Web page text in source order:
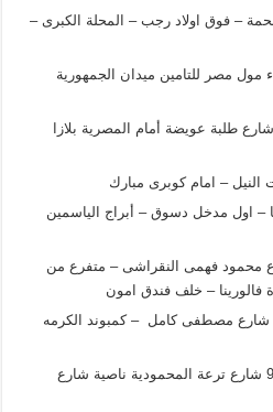
– فوق اولاد رجب – المحلة الكبرى –
: 255 ش الجلاء مول مصر للتامين ميدان الجمهورية
طلبة عويضة أمام المصرية بلازا
– امام كوبرى مبارك
اول مدخل دسوق – أبراج الياسمين
الاسكندرية : 67 شارع محمود فهمى النقراشى – متفرع من
فالورينا – خلف فندق امون
شارع مصطفى كامل – كمبوند الكرمه
رنين فرع الاسكندرية :كرموز 97 شارع ترعة المحمودية ناصية شارع